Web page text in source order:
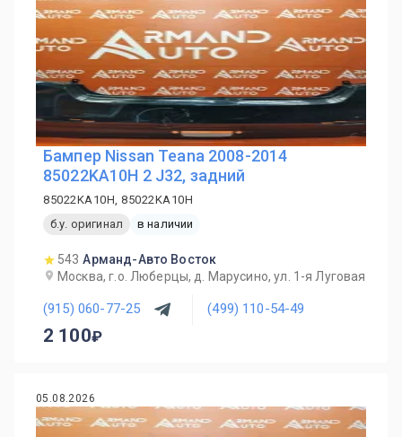
Бампер Nissan Teana 2008-2014
85022KA10H 2 J32, задний
85022KA10H, 85022KA10H
б.у. оригинал
в наличии
543 Арманд-Авто Восток
Москва, г.о. Люберцы, д. Марусино, ул. 1-я Луговая
(915) 060-77-25 (499) 110-54-49
2 100
05.08.2026